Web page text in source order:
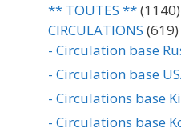
** TOUTES **(1140)
CIRCULATIONS (619)
- Circulation base
- Circulation base
- Circulations base
- Circulations base